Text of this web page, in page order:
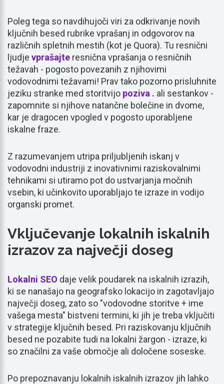
Poleg tega so navdihujoči viri za odkrivanje novih
ključnih besed rubrike vprašanj in odgovorov na
različnih spletnih mestih (kot je Quora). Tu resnični
ljudje vprašajte resnična vprašanja o resničnih
težavah - pogosto povezanih z njihovimi
vodovodnimi težavami! Prav tako pozorno prisluhnite
jeziku stranke med storitvijo poziva . ali sestankov -
zapomnite si njihove natančne bolečine in dvome,
kar je dragocen vpogled v pogosto uporabljene
iskalne fraze.
Z razumevanjem utripa priljubljenih iskanj v
vodovodni industriji z inovativnimi raziskovalnimi
tehnikami si utiramo pot do ustvarjanja močnih
vsebin, ki učinkovito uporabljajo te izraze in vodijo
organski promet.
Vključevanje lokalnih iskalnih
izrazov za največji doseg
Lokalni SEO daje velik poudarek na iskalnih izrazih,
ki se nanašajo na geografsko lokacijo in zagotavljajo
največji doseg, zato so "vodovodne storitve + ime
vašega mesta" bistveni termini, ki jih je treba vključiti
v strategije ključnih besed. Pri raziskovanju ključnih
besed ne pozabite tudi na lokalni žargon - izraze, ki
so značilni za vaše območje ali določene soseske.
Po prepoznavanju lokalnih iskalnih izrazov jih lahko